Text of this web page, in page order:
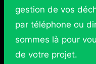
gestion de vos
par téléphone ou
sommes là pour
de votre projet.